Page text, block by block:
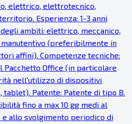
elettrico, elettrotecnico,
Esperienza: 1-3 anni
ambiti: elettrico, meccanico,
manutentivo (preferibilmente in
affini). Competenze tecniche:
Pacchetto Office (in particolare
nell'utilizzo di dispositivi
Patente: Patente di tipo B.
fino a max 10 gg medi al
e allo svolgimento periodico di